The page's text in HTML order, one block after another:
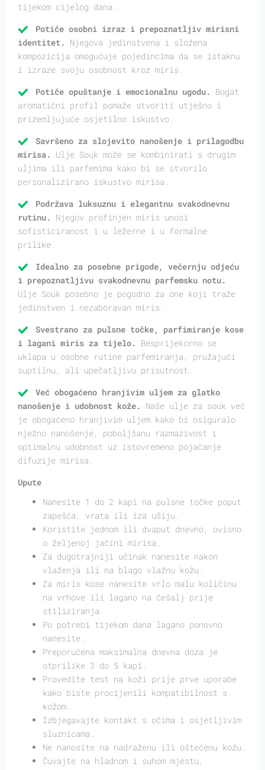
tijekom cijelog dana.
Potiče osobni izraz i prepoznatljiv mirisni
identitet. Njegova jedinstvena i složena
kompozicija omogućuje pojedincima da se istaknu
i izraze svoju osobnost kroz miris.
Potiče opuštanje i emocionalnu ugodu. Bogat
aromatični profil pomaže stvoriti utješno i
prizemljujuće osjetilno iskustvo.
Savršeno za slojevito nanošenje i prilagodbu
mirisa. Ulje Souk može se kombinirati s drugim
uljima ili parfemima kako bi se stvorilo
personalizirano iskustvo mirisa.
Podržava luksuznu i elegantnu svakodnevnu
rutinu. Njegov profinjen miris unosi
sofisticiranost i u ležerne i u formalne
prilike.
Idealno za posebne prigode, večernju odjeću
i prepoznatljivu svakodnevnu parfemsku notu.
Ulje Souk posebno je pogodno za one koji traže
jedinstven i nezaboravan miris.
Svestrano za pulsne točke, parfimiranje kose
i lagani miris za tijelo. Besprijekorno se
uklapa u osobne rutine parfemiranja, pružajući
suptilnu, ali upečatljivu prisutnost.
Već obogaćeno hranjivim uljem za glatko
nanošenje i udobnost kože. Naše ulje za souk već
je obogaćeno hranjivim uljem kako bi osiguralo
nježno nanošenje, poboljšanu razmazivost i
optimalnu udobnost uz istovremeno pojačanje
difuzije mirisa.
Upute
Nanesite 1 do 2 kapi na pulsne točke poput
zapešća, vrata ili iza ušiju.
Koristite jednom ili dvaput dnevno, ovisno
o željenoj jačini mirisa.
Za dugotrajniji učinak nanesite nakon
vlaženja ili na blago vlažnu kožu.
Za miris kose nanesite vrlo malu količinu
na vrhove ili lagano na češalj prije
stiliziranja.
Po potrebi tijekom dana lagano ponovno
nanesite.
Preporučena maksimalna dnevna doza je
otprilike 3 do 5 kapi.
Provedite test na koži prije prve uporabe
kako biste procijenili kompatibilnost s
kožom.
Izbjegavajte kontakt s očima i osjetljivim
sluznicama.
Ne nanosite na nadraženu ili oštećenu kožu.
Čuvajte na hladnom i suhom mjestu,